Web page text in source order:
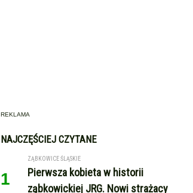
REKLAMA
NAJCZĘŚCIEJ CZYTANE
1
ZĄBKOWICE ŚLĄSKIE
Pierwsza kobieta w historii
ząbkowickiej JRG. Nowi strażacy